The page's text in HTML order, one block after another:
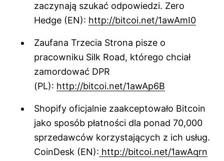
zaczynają szukać odpowiedzi. Zero
Hedge (EN): http://bitcoi.net/1awAmI0
Zaufana Trzecia Strona pisze o
pracowniku Silk Road, którego chciał
zamordować DPR
(PL): http://bitcoi.net/1awAp6B
Shopify oficjalnie zaakceptowało Bitcoin
jako sposób płatności dla ponad 70,000
sprzedawców korzystających z ich usług.
CoinDesk (EN): http://bitcoi.net/1awAqrn